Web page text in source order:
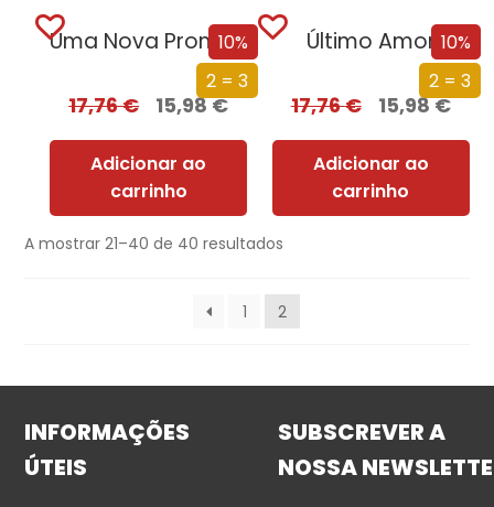
10%
2 = 3
Uma Nova Promessa
17,76€ 15,98€
Adicionar ao
carrinho
10%
2 = 3
Último Amor
17,76€ 15,98€
Adicionar ao
carrinho
A mostrar 21–40 de 40 resultados
1 2
INFORMAÇÕES
ÚTEIS
SUBSCREVER A
NOSSA